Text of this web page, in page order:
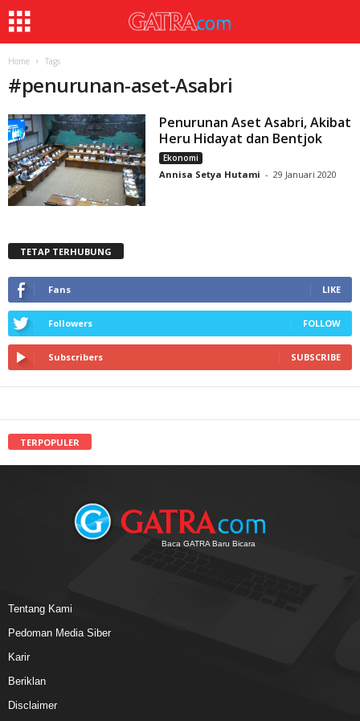
Home Tags
#penurunan-aset-Asabri
Penurunan Aset Asabri, Akibat
Heru Hidayat dan Bentjok
Ekonomi
Annisa Setya Hutami - 29 Januari 2020
TETAP TERHUBUNG
Fans LIKE
Followers FOLLOW
Subscribers SUBSCRIBE
TERPOPULER
Baca GATRA Baru Bicara
Tentang Kami
Pedoman Media Siber
Karir
Beriklan
Disclaimer